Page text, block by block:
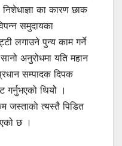
का कारण छाक
समुदायका
लगाउने पुन्य काम गर्ने
अनुरोधमा यति महान
सम्पादक दिपक
थियोे ।
जस्ताकाे त्यस्तै पिडित
छ ।